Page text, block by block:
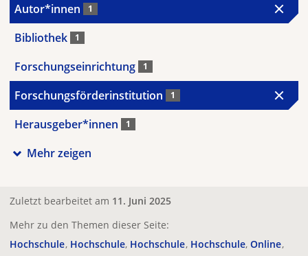
Autor*innen 1
Bibliothek 1
Forschungseinrichtung 1
Forschungsförderinstitution 1
Herausgeber*innen 1
Mehr zeigen
Zuletzt bearbeitet am 11. Juni 2025
Mehr zu den Themen dieser Seite:
Hochschule Hochschule Hochschule Hochschule Online